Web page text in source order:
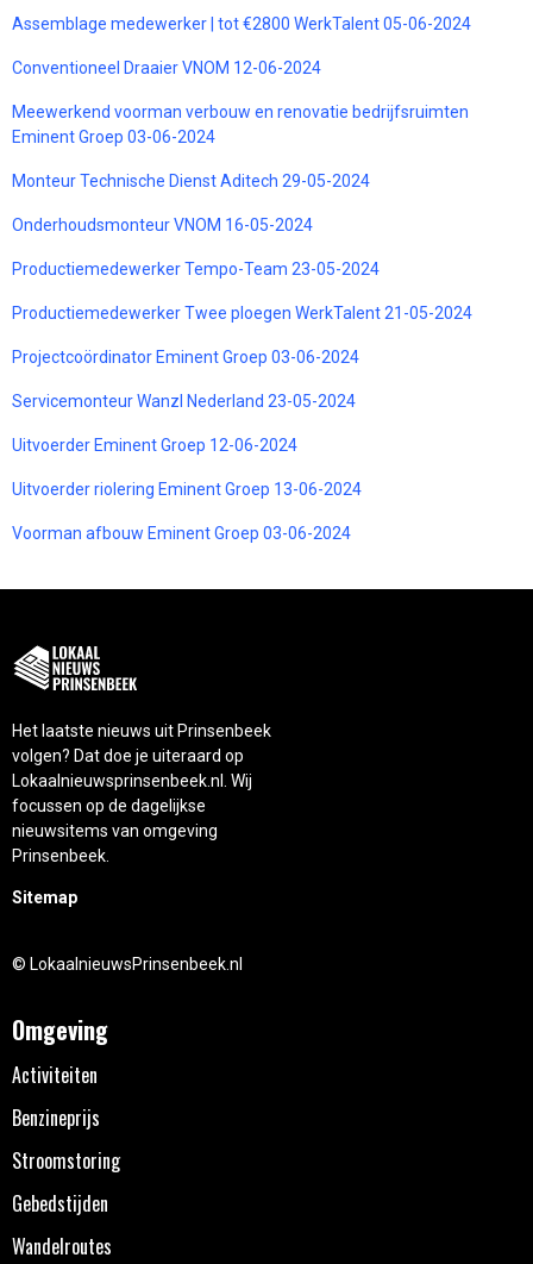
Assemblage medewerker | tot €2800 WerkTalent 05-06-2024
Conventioneel Draaier VNOM 12-06-2024
Meewerkend voorman verbouw en renovatie bedrijfsruimten
Eminent Groep 03-06-2024
Monteur Technische Dienst Aditech 29-05-2024
Onderhoudsmonteur VNOM 16-05-2024
Productiemedewerker Tempo-Team 23-05-2024
Productiemedewerker Twee ploegen WerkTalent 21-05-2024
Projectcoördinator Eminent Groep 03-06-2024
Servicemonteur Wanzl Nederland 23-05-2024
Uitvoerder Eminent Groep 12-06-2024
Uitvoerder riolering Eminent Groep 13-06-2024
Voorman afbouw Eminent Groep 03-06-2024
Het laatste nieuws uit Prinsenbeek
volgen? Dat doe je uiteraard op
Lokaalnieuwsprinsenbeek.nl. Wij
focussen op de dagelijkse
nieuwsitems van omgeving
Prinsenbeek.
Sitemap
© LokaalnieuwsPrinsenbeek.nl
Omgeving
Activiteiten
Benzineprijs
Stroomstoring
Gebedstijden
Wandelroutes